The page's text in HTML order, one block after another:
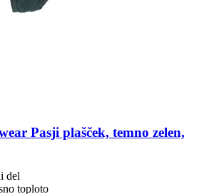
Pasji plašček, temno zelen,
del
toploto